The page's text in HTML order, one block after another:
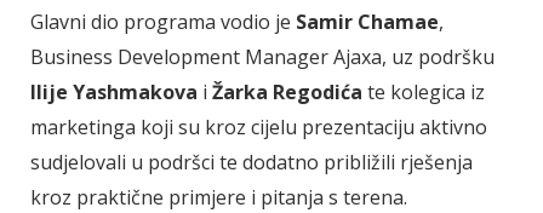
Glavni dio programa vodio je Samir Chamae,
Business Development Manager Ajaxa, uz podršku
Ilije Yashmakova i Žarka Regodića te kolegica iz
marketinga koji su kroz cijelu prezentaciju aktivno
sudjelovali u podršci te dodatno približili rješenja
kroz praktične primjere i pitanja s terena.